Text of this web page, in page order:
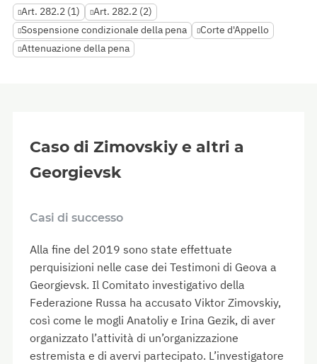
Art. 282.2 (1)
Art. 282.2 (2)
Sospensione condizionale della pena
Corte d'Appello
Attenuazione della pena
Caso di Zimovskiy e altri a
Georgievsk
Casi di successo
Alla fine del 2019 sono state effettuate
perquisizioni nelle case dei Testimoni di Geova a
Georgievsk. Il Comitato investigativo della
Federazione Russa ha accusato Viktor Zimovskiy,
così come le mogli Anatoliy e Irina Gezik, di aver
organizzato l’attività di un’organizzazione
estremista e di avervi partecipato. L’investigatore